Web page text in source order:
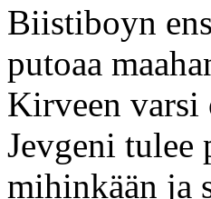
Biistiboyn
putoaa
Kirveen
Jevgeni tulee
mihinkään ja